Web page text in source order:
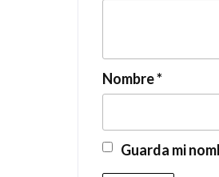
Nombre*
Guarda mi